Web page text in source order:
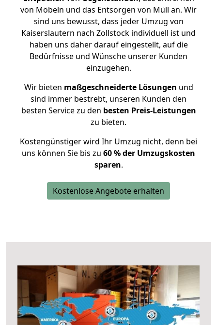
von Möbeln und das Entsorgen von Müll an. Wir
sind uns bewusst, dass jeder Umzug von
Kaiserslautern nach Zollstock individuell ist und
haben uns daher darauf eingestellt, auf die
Bedürfnisse und Wünsche unserer Kunden
einzugehen.
Wir bieten maßgeschneiderte Lösungen und
sind immer bestrebt, unseren Kunden den
besten Service zu den besten Preis-Leistungen
zu bieten.
Kostengünstiger wird Ihr Umzug nicht, denn bei
uns können Sie bis zu 60 % der Umzugskosten
sparen.
Kostenlose Angebote erhalten